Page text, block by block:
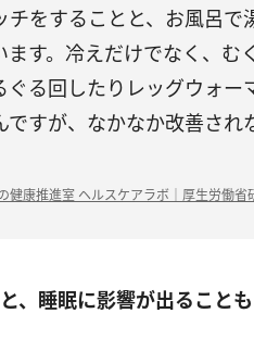
チをすることと、お風呂で
ます。冷えだけでなく、む
ぐる回したりレッグウォー
すが、なかなか改善され
健康推進室 ヘルスケアラボ｜厚生労働
睡眠に影響が出ることも